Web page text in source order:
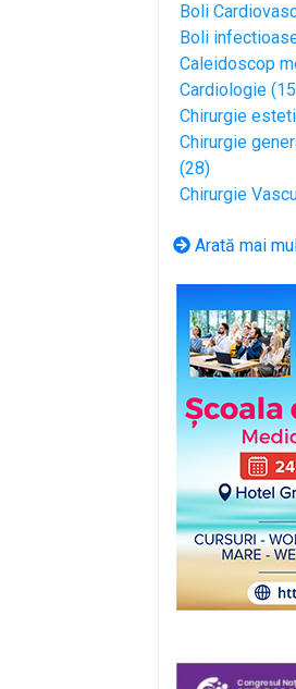
Boli
Boli
Caleidoscop
Cardiologie
Chirurgie
Chirurgie
(28)
Chirurgie
Arată mai